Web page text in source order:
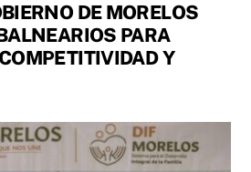
DE MORELOS
PARA
Y